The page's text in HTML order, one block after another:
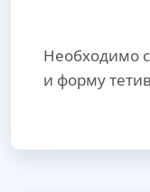
Необходимо
и форму